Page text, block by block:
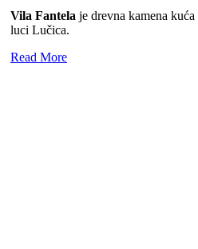
Vila Fantela je drevna kamena
luci Lučica.
Read More